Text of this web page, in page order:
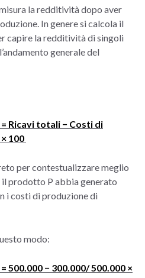
la redditività dopo aver
In genere si calcola il
capire la redditività di singoli
generale del
Ricavi totali − Costi di
100
per contestualizzare meglio
il prodotto P abbia generato
i costi di produzione di
modo:
− 300.000/ 500.000 ×